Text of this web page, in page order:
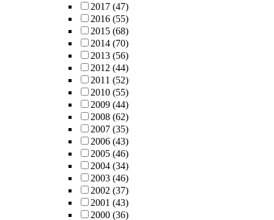
2017 (47)
2016 (55)
2015 (68)
2014 (70)
2013 (56)
2012 (44)
2011 (52)
2010 (55)
2009 (44)
2008 (62)
2007 (35)
2006 (43)
2005 (46)
2004 (34)
2003 (46)
2002 (37)
2001 (43)
2000 (36)